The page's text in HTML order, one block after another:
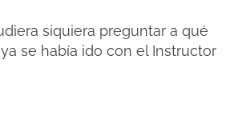
siquiera preguntar a qué
se había ido con el Instructor